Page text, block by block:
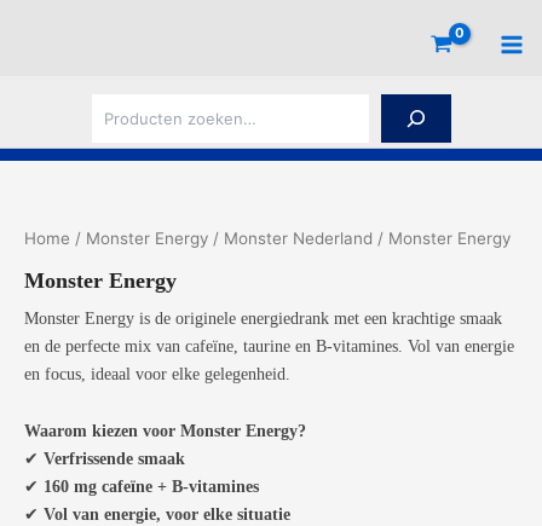
e
Home / Monster Energy / Monster Nederland / Monster Energy
Monster Energy
Monster Energy is de originele energiedrank met een krachtige smaak
en de perfecte mix van cafeïne, taurine en B-vitamines. Vol van energie
en focus, ideaal voor elke gelegenheid.
Waarom kiezen voor Monster Energy?
✔ Verfrissende smaak
✔ 160 mg cafeïne + B-vitamines
✔ Vol van energie, voor elke situatie